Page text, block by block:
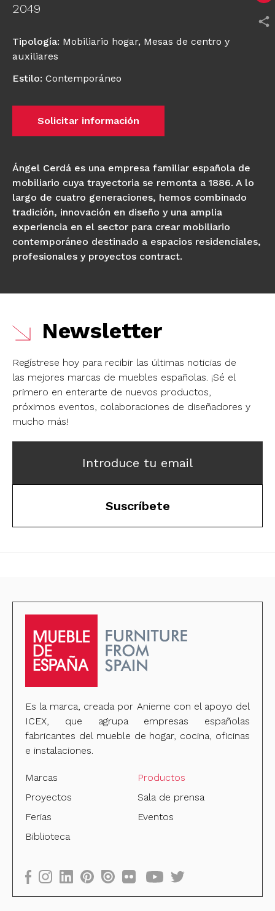
2049
Tipología: Mobiliario hogar, Mesas de centro y
auxiliares
Estilo: Contemporáneo
Solicitar información
Ángel Cerdá es una empresa familiar española de
mobiliario cuya trayectoria se remonta a 1886. A lo
largo de cuatro generaciones, hemos combinado
tradición, innovación en diseño y una amplia
experiencia en el sector para crear mobiliario
contemporáneo destinado a espacios residenciales,
profesionales y proyectos contract.
Newsletter
Regístrese hoy para recibir las últimas noticias de
las mejores marcas de muebles españolas. ¡Sé el
primero en enterarte de nuevos productos,
próximos eventos, colaboraciones de diseñadores y
mucho más!
Introduce tu email
Suscríbete
Es la marca, creada por Anieme con el apoyo del
ICEX, que agrupa empresas españolas
fabricantes del mueble de hogar, cocina, oficinas
e instalaciones.
Marcas
Productos
Proyectos
Sala de prensa
Ferias
Eventos
Biblioteca